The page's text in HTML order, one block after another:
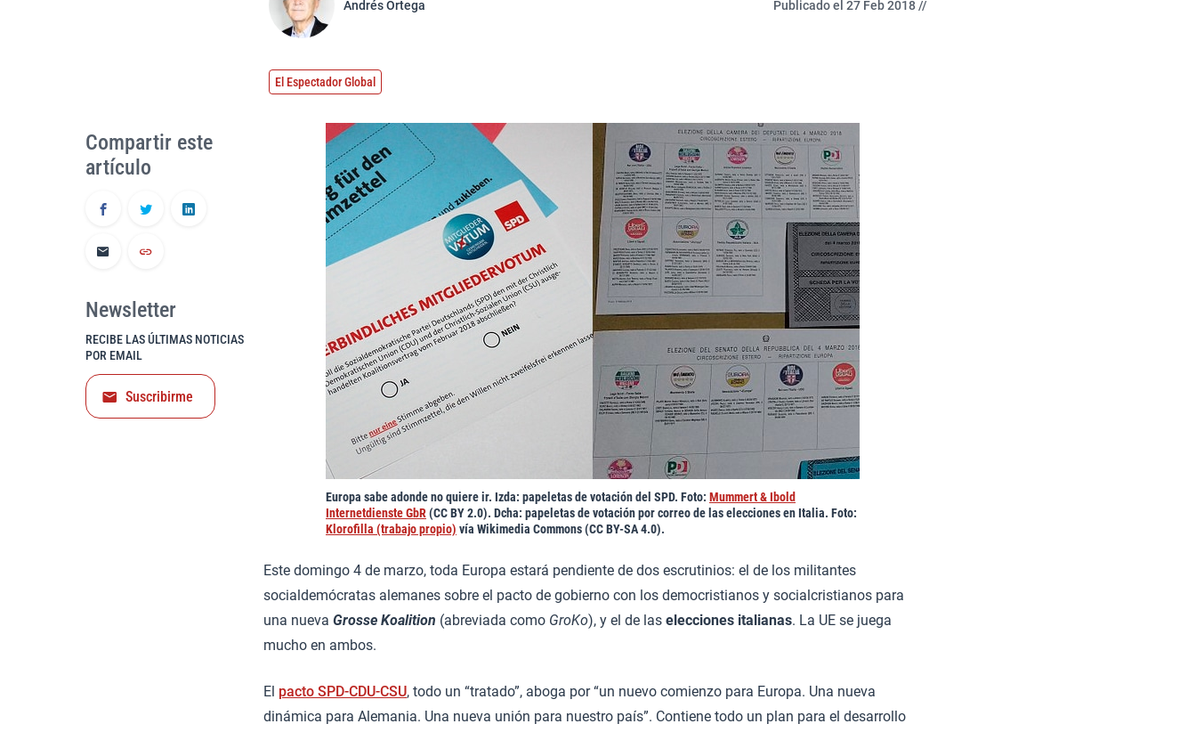
Andrés Ortega Publicado el 27 Feb 2018 //
El Espectador Global
Europa sabe adonde no quiere ir. Izda: papeletas de votación del SPD. Foto: Mummert & Ibold
Internetdienste GbR(CC BY 2.0). Dcha: papeletas de votación por correo de las elecciones en Italia. Foto:
Klorofilla (trabajo propio) vía Wikimedia Commons (CC BY-SA 4.0).
Este domingo 4 de marzo, toda Europa estará pendiente de dos escrutinios: el de los militantes
socialdemócratas alemanes sobre el pacto de gobierno con los democristianos y socialcristianos para
una nueva Grosse Koalition (abreviada como GroKo), y el de las elecciones italianas. La UE se juega
mucho en ambos.
El pacto SPD-CDU-CSU, todo un “tratado”, aboga por “un nuevo comienzo para Europa. Una nueva
dinámica para Alemania. Una nueva unión para nuestro país”. Contiene todo un plan para el desarrollo
Compartir este
artículo
Newsletter
RECIBE LAS ÚLTIMAS NOTICIAS
POR EMAIL
Suscribirme